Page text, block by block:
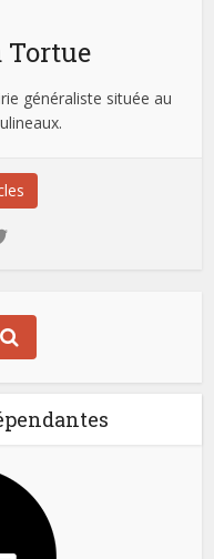
Tortue
généraliste située au